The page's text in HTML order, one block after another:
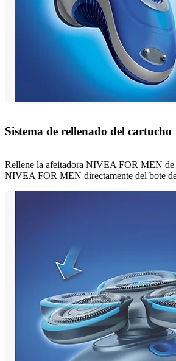
Sistema de rellenado del cartucho
Rellene la afeitadora NIVEA FOR MEN
NIVEA FOR MEN directamente del bote